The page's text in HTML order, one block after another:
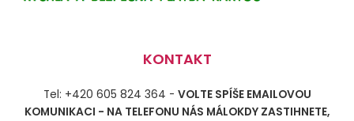
KONTAKT
Tel: +420 605 824 364 - VOLTE SPÍŠE EMAILOVOU
KOMUNIKACI - NA TELEFONU NÁS MÁLOKDY ZASTIHNETE,